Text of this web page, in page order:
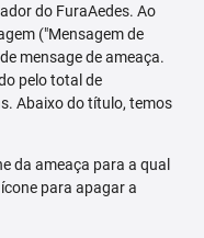
do FuraAedes. Ao
("Mensagem de
mensage de ameaça.
pelo total de
Abaixo do título, temos
da ameaça para a qual
para apagar a